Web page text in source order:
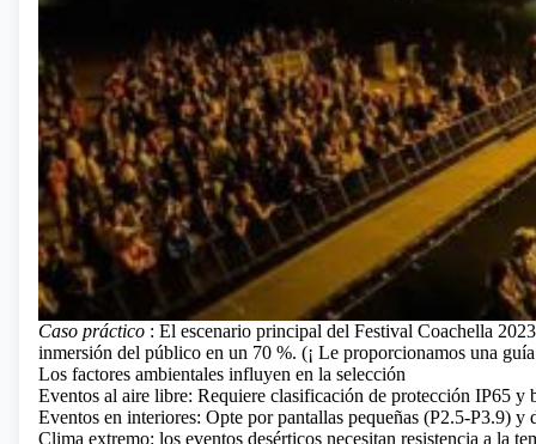
Caso práctico : El escenario principal del Festival Coachella
inmersión del público en un 70 %. (¡ Le proporcionamos una
Los factores ambientales influyen en la selección
Eventos al aire libre: Requiere clasificación de protección IP65 y
Eventos en interiores: Opte por pantallas pequeñas (P2.5-P3.9)
Clima extremo: los eventos desérticos necesitan resistencia a la